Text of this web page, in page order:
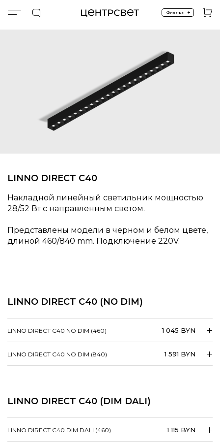
Фильтры +
LINNO DIRECT C40
Накладной линейный светильник мощностью
28/52 Вт с направленным светом.
Представлены модели в черном и белом цвете,
длиной 460/840 mm. Подключение 220V.
LINNO DIRECT C40 (NO DIM)
LINNO DIRECT C40 NO DIM (460) 1 045 BYN
LINNO DIRECT C40 NO DIM (840) 1 591 BYN
LINNO DIRECT C40 (DIM DALI)
LINNO DIRECT C40 DIM DALI (460) 1 115 BYN